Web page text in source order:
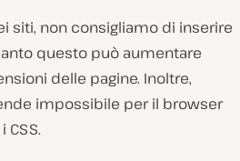
siti, non consigliamo di inserire
questo può aumentare
delle pagine. Inoltre,
impossibile per il browser